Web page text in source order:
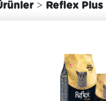
> Reflex Plus